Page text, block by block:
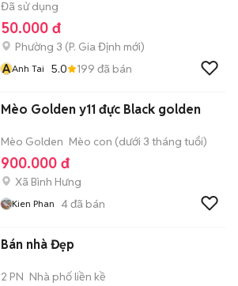
Đã sử dụng
50.000 đ
Phường 3 (P. Gia Định mới)
AAnh Tai 5.0 199 đã bán
Mèo Golden y11 đực Black golden
Mèo Golden Mèo con (dưới 3 tháng tuổi)
900.000 đ
Xã Bình Hưng
Kien Phan 4đã bán
Bán nhà Đẹp
2 PN Nhà phố liền kề